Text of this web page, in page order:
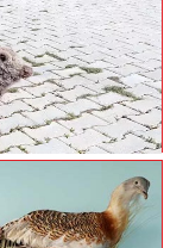
Ve Kaya
- VAN
Gibi